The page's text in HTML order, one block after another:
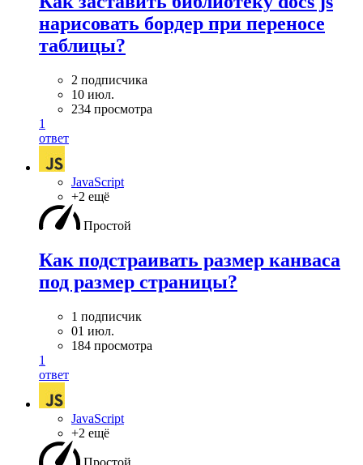
нарисовать бордер при переносе
таблицы?
2 подписчика
10 июл.
234 просмотра
1
ответ
JavaScript
+2 ещё
Простой
Как подстраивать размер канваса
под размер страницы?
1 подписчик
01 июл.
184 просмотра
1
ответ
JavaScript
+2 ещё